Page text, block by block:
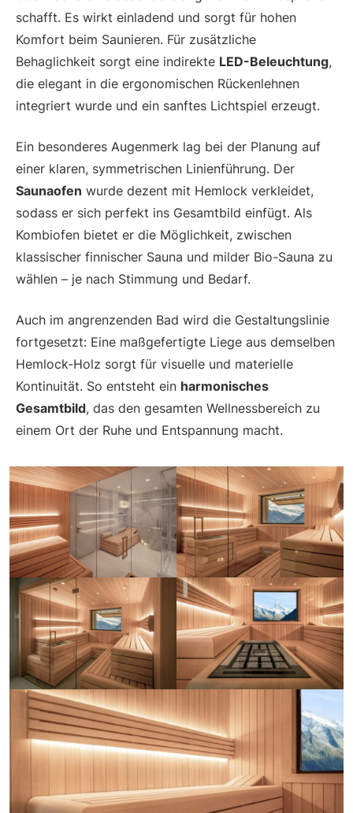
schafft. Es wirkt einladend und sorgt für hohen
Komfort beim Saunieren. Für zusätzliche
Behaglichkeit sorgt eine indirekte LED-Beleuchtung,
die elegant in die ergonomischen Rückenlehnen
integriert wurde und ein sanftes Lichtspiel erzeugt.
Ein besonderes Augenmerk lag bei der Planung auf
einer klaren, symmetrischen Linienführung. Der
Saunaofen wurde dezent mit Hemlock verkleidet,
sodass er sich perfekt ins Gesamtbild einfügt. Als
Kombiofen bietet er die Möglichkeit, zwischen
klassischer finnischer Sauna und milder Bio-Sauna zu
wählen – je nach Stimmung und Bedarf.
Auch im angrenzenden Bad wird die Gestaltungslinie
fortgesetzt: Eine maßgefertigte Liege aus demselben
Hemlock-Holz sorgt für visuelle und materielle
Kontinuität. So entsteht ein harmonisches
Gesamtbild, das den gesamten Wellnessbereich zu
einem Ort der Ruhe und Entspannung macht.